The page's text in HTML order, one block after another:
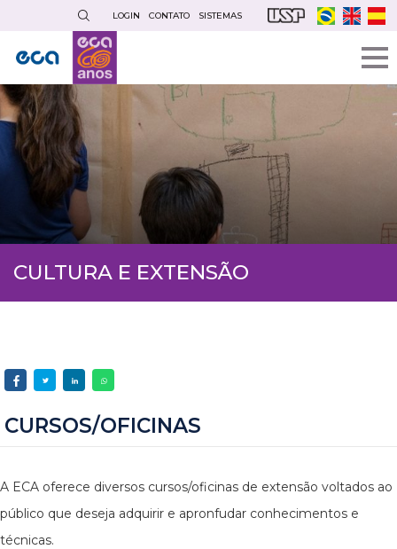
conteúdo
principal
LOGIN CONTATO SISTEMAS
CULTURA E EXTENSÃO
CURSOS/OFICINAS
A ECA oferece diversos cursos/oficinas de extensão voltados ao
público que deseja adquirir e apronfudar conhecimentos e
técnicas.